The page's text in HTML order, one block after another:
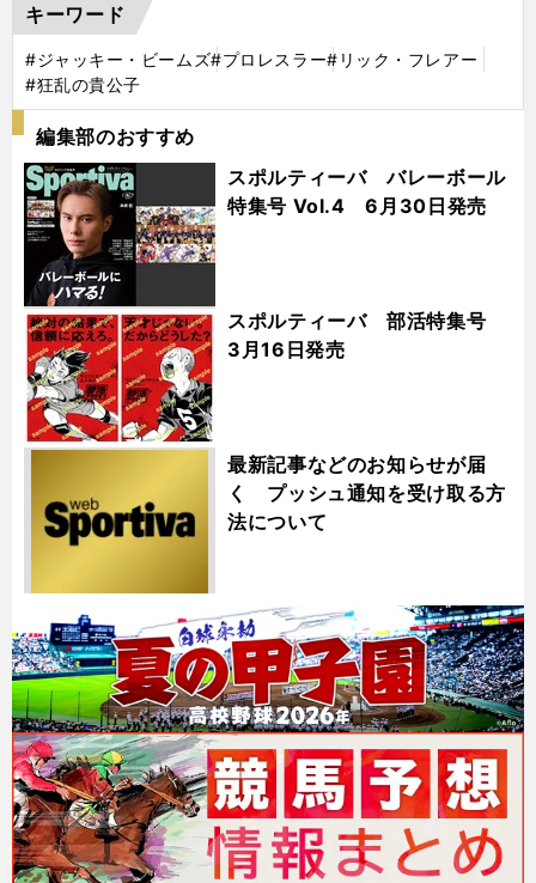
キーワード
#ジャッキー・ビームズ#プロレスラー#リック・フレアー
#狂乱の貴公子
編集部のおすすめ
スポルティーバ バレーボール
特集号 Vol.4 6月30日発売
スポルティーバ 部活特集号
3月16日発売
最新記事などのお知らせが届
く プッシュ通知を受け取る方
法について